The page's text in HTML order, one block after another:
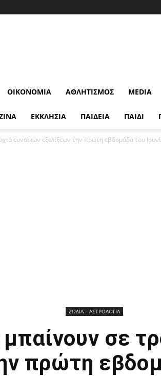
ΟΙΚΟΝΟΜΊΑ ΑΘΛΗΤΙΣΜΌΣ MEDIA
ΕΚΚΛΗΣΙΑ ΠΑΙΔΕΙΑ ΠΑΙΔΙ
ευνοϊκών εξελίξεων την πρώτη εβδομάδα του
ΖΩΔΙΑ – ΑΣΤΡΟΛΟΓΙΑ
σε
πρώτη